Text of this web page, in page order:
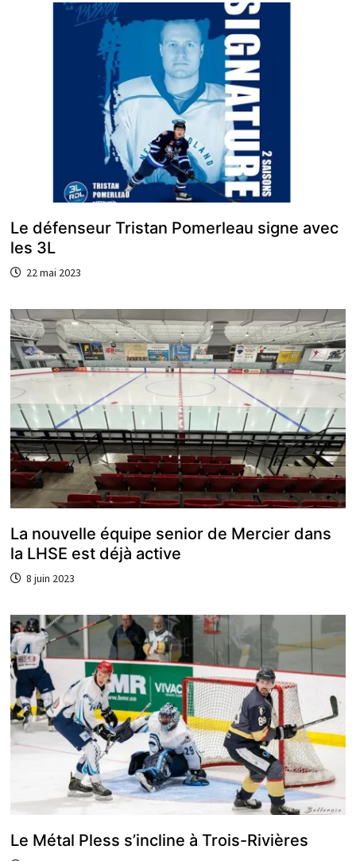
Le défenseur Tristan Pomerleau signe avec
les 3L
22 mai 2023
La nouvelle équipe senior de Mercier dans
la LHSE est déjà active
8 juin 2023
Le Métal Pless s’incline à Trois-Rivières